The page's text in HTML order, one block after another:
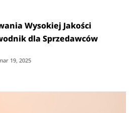
Wysokiej Jakości
dla Sprzedawców
19, 2025